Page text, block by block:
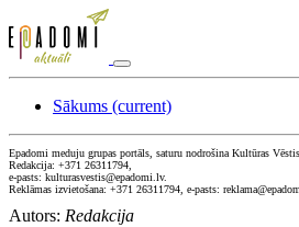
Sākums (current)
Epadomi meduju grupas portāls, saturu nodrošina Kultūras
Redakcija: +371 26311794,
e-pasts: kulturasvestis@epadomi.lv.
Reklāmas izvietošana: +371 26311794, e-pasts:
Autors: Redakcija